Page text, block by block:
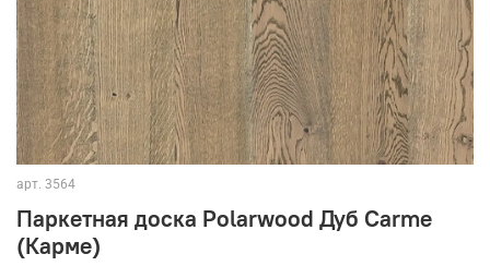
арт. 3564
Паркетная доска Polarwood Дуб Carme
(Карме)